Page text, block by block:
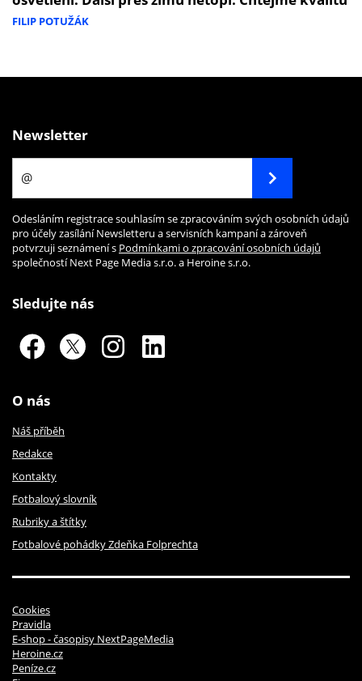
FILIP POTUŽÁK
Newsletter
Odesláním registrace souhlasím se zpracováním svých osobních údajů
pro účely zasílání Newsletteru a servisních kampaní a zároveň
potvrzuji seznámení s Podmínkami o zpracování osobních údajů
společností Next Page Media s.r.o. a Heroine s.r.o.
Sledujte nás
O nás
Náš příběh
Redakce
Kontakty
Fotbalový slovník
Rubriky a štítky
Fotbalové pohádky Zdeňka Folprechta
Cookies
Pravidla
E-shop - časopisy NextPageMedia
Heroine.cz
Peníze.cz